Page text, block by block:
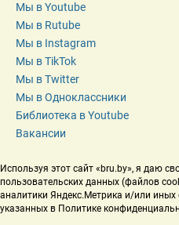
Мы в Youtube
Мы в Rutube
Мы в Instagram
Мы в TikTok
Мы в Twitter
Мы в Одноклассники
Библиотека в Youtube
Вакансии
Используя этот сайт «bru.by», я даю
пользовательских данных (файлов
аналитики Яндекс.Метрика и/или иных
указанных в Политике